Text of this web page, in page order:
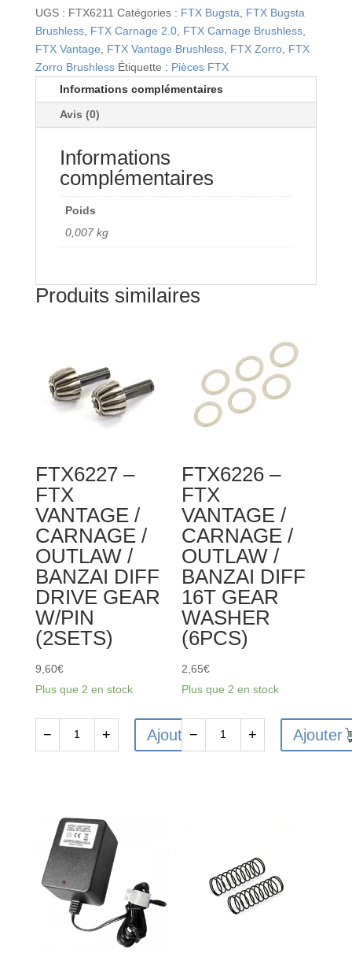
de
FTX6211
-
FTX
VANTAGE
CARNAGE
OUTLAW
SHOCK
LOWER
UGS : FTX6211 Catégories : FTX Bugsta
FTX Bugsta
Brushless, FTX Carnage 2.0, FTX Carnage Brushless,
FTX Vantage
FTX Vantage Brushless, FTX Zorro, FTX
Zorro Brushless Étiquette : Pièces FTX
Informations complémentaires
Avis (0)
Informations
complémentaires
Poids
0,007 kg
Produits similaires
FTX6227 –
FTX
VANTAGE /
CARNAGE /
OUTLAW /
BANZAI DIFF
DRIVE GEAR
W/PIN
(2SETS)
9,60€
Plus que 2 en stock
VANTAGE
CARNAGE
OUTLAW
− + Ajouter
FTX6226 –
FTX
VANTAGE /
CARNAGE /
OUTLAW /
BANZAI DIFF
16T GEAR
WASHER
(6PCS)
2,65€
Plus que 2 en stock
CARNAGE
− + Ajouter